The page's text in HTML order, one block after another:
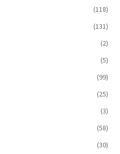
(118)
(131)
(2)
(5)
(99)
(25)
(3)
(58)
(30)